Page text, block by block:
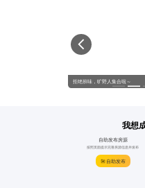
拒绝班味，旷野人集合啦～
我想
自助发布房源
按照页面提示完善房源信息并发布
自助发布